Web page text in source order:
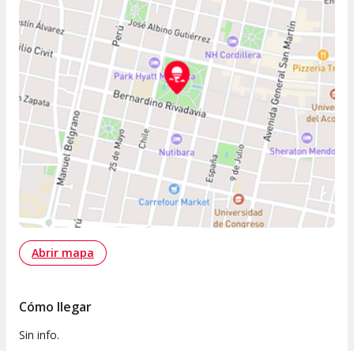
Abrir mapa
Cómo llegar
Sin info.